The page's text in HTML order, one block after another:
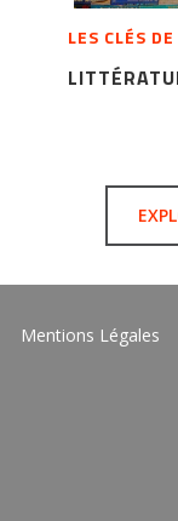
LES CLÉS
Mentions Légales